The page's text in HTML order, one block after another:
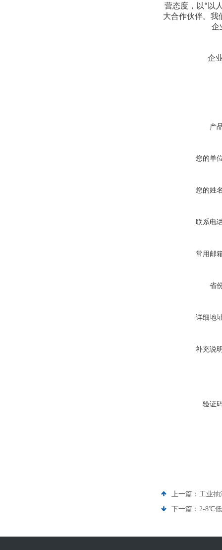
营态度，以“ 以
大合作伙伴。我
企业
企业
产
您的单
您的姓
联系电
常用邮
省
详细地
补充说
验证
上一篇： 工业抽
下一篇： 2-8℃低